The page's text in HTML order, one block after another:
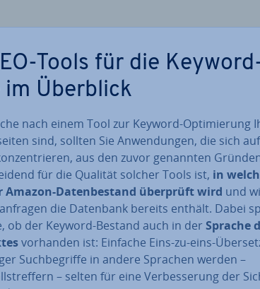
Tools für die
im Überblick
nach einem Tool zur Keyword-Op­ti­mie­rung
sind, sollten Sie An­wen­dun­gen, die sich auf
aus den zuvor genannten
für die Qualität solcher Tools ist, in
Amazon-Da­ten­be­stand überprüft wird und
die Datenbank bereits enthält. Dabei
ob der Keyword-Bestand auch in der Sprache
vorhanden ist: Einfache Eins-zu-eins-
Such­be­grif­fe in andere Sprachen werden –
– selten für eine Ver­bes­se­rung der